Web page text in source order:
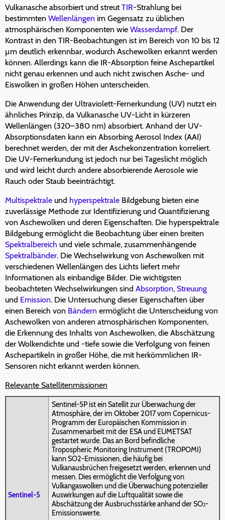
Vulkanasche absorbiert und streutTIR-Strahlung bei
bestimmten Wellenlängen im Gegensatz zu üblichen
atmosphärischen Komponenten wie Wasserdampf. Der
Kontrast in den TIR-Beobachtungen ist im Bereich von 10 bis 12
µm deutlich erkennbar, wodurch Aschewolken erkannt werden
können. Allerdings kann die IR-Absorption feine Aschepartikel
nicht genau erkennen und auch nicht zwischen Asche- und
Eiswolken in großen Höhen unterscheiden.
Die Anwendung der Ultraviolett-Fernerkundung (UV) nutzt ein
ähnliches Prinzip, da Vulkanasche UV-Licht in kürzeren
Wellenlängen (320–380 nm) absorbiert. Anhand der UV-
Absorptionsdaten kann ein Absorbing Aerosol Index (AAI)
berechnet werden, der mit der Aschekonzentration korreliert.
Die UV-Fernerkundung ist jedoch nur bei Tageslicht möglich
und wird leicht durch andere absorbierende Aerosole wie
Rauch oder Staub beeinträchtigt.
Multispektrale und hyperspektrale Bildgebung bieten eine
zuverlässige Methode zur Identifizierung und Quantifizierung
von Aschewolken und deren Eigenschaften. Die hyperspektrale
Bildgebung ermöglicht die Beobachtung über einen breiten
Spektralbereich und viele schmale, zusammenhängende
Spektralbänder. Die Wechselwirkung von Aschewolken mit
verschiedenen Wellenlängen des Lichts liefert mehr
Informationen als einbandige Bilder. Die wichtigsten
beobachteten Wechselwirkungen sind Absorption, Streuung
und Emission. Die Untersuchung dieser Eigenschaften über
einen Bereich von Bändern ermöglicht die Unterscheidung von
Aschewolken von anderen atmosphärischen Komponenten,
die Erkennung des Inhalts von Aschewolken, die Abschätzung
der Wolkendichte und -tiefe sowie die Verfolgung von feinen
Aschepartikeln in großer Höhe, die mit herkömmlichen IR-
Sensoren nicht erkannt werden können.
Relevante Satellitenmissionen
Sentinel-5
Sentinel-5P ist ein Satellit zur Überwachung der
Atmosphäre, der im Oktober 2017 vom Copernicus-
Programm der Europäischen Kommission in
Zusammenarbeit mit der ESA und EUMETSAT
gestartet wurde. Das an Bord befindliche
Tropospheric Monitoring Instrument (TROPOMI)
kann SO2-Emissionen, die häufig bei
Vulkanausbrüchen freigesetzt werden, erkennen und
messen. Dies ermöglicht die Verfolgung von
Vulkangaswolken und die Überwachung potenzieller
Auswirkungen auf die Luftqualität sowie die
Abschätzung der Ausbruchsstärke anhand der SO2-
Emissionswerte.